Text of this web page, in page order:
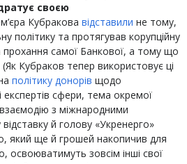
своєю
Кубракова відставили не тому,
політику та протягував корупційну
прохання самої Банкової, а тому що
Кубраков тепер використовує ці
політику донорів щодо
експертів сфери, тема окремої
з міжнародними
й голову «Укренерго»
який ще й грошей накопичив для
освоюватимуть зовсім інші свої